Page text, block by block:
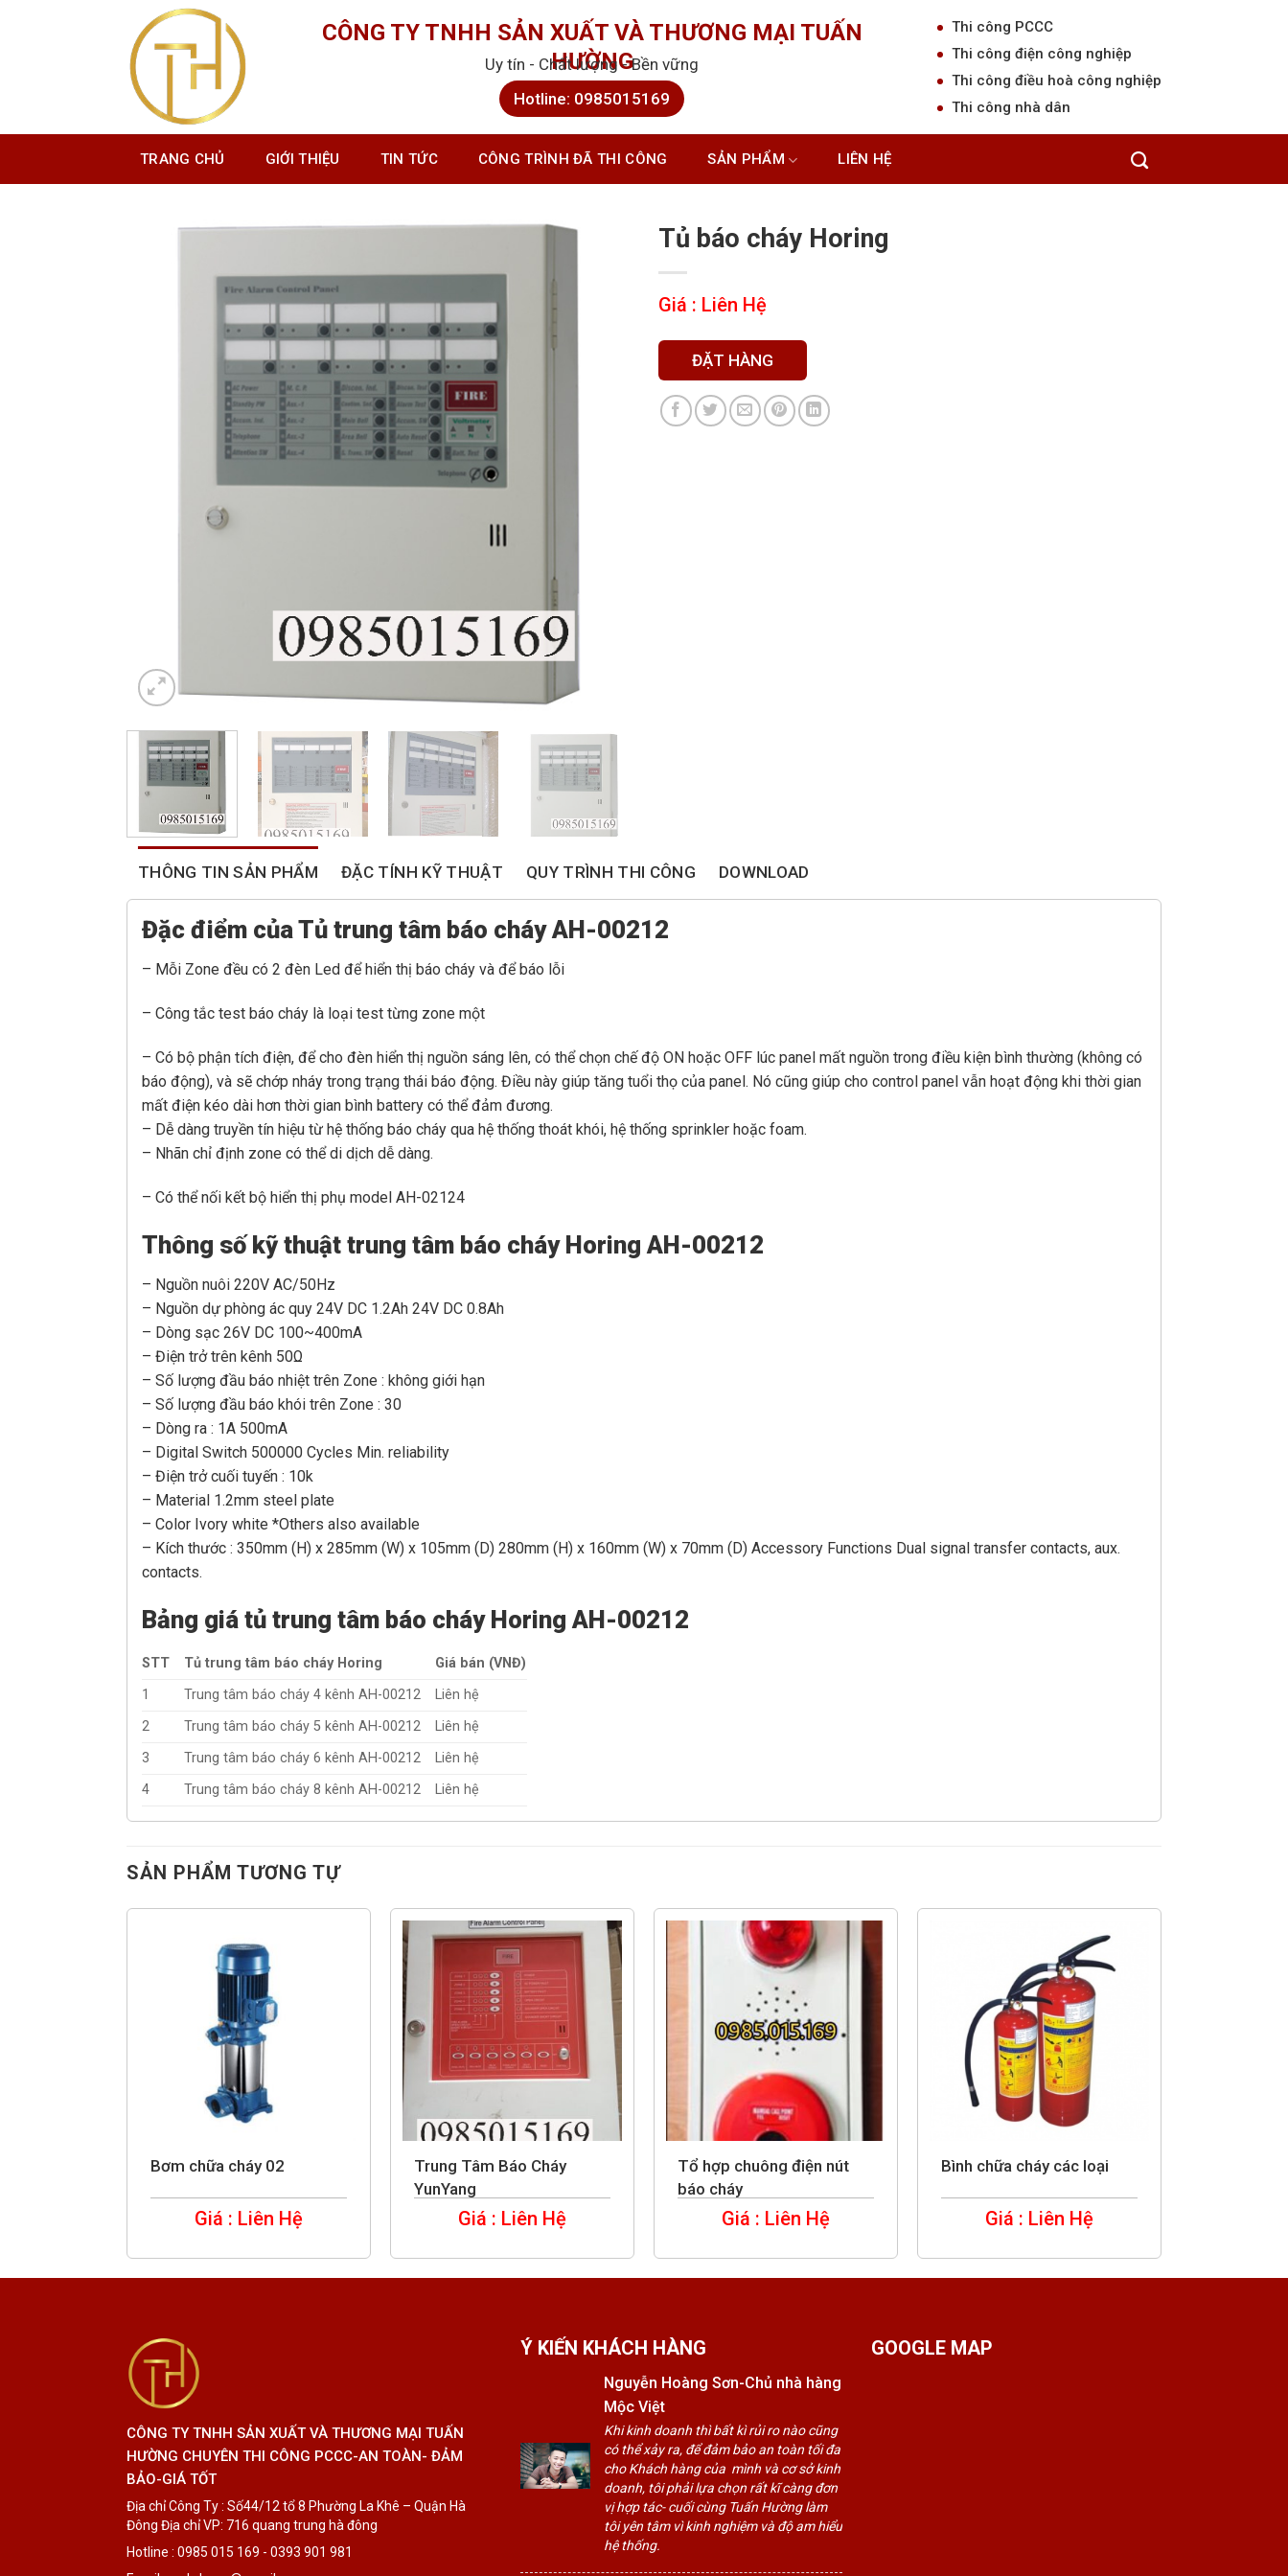
CÔNG TY TNHH SẢN XUẤT VÀ THƯƠNG MẠI TUẤN
HƯỜNG
Uy tín - Chất lượng - Bền vững
Hotline: 0985015169
Thi công PCCC
Thi công điện công nghiệp
Thi công điều hoà công nghiệp
Thi công nhà dân
TRANG CHỦ GIỚI THIỆU TIN TỨC CÔNG TRÌNH ĐÃ THI CÔNG SẢN PHẨM LIÊN HỆ
Tủ báo cháy Horing
Giá : Liên Hệ
ĐẶT HÀNG
THÔNG TIN SẢN PHẨM ĐẶC TÍNH KỸ THUẬT QUY TRÌNH THI CÔNG DOWNLOAD
Đặc điểm của Tủ trung tâm báo cháy AH-00212
– Mỗi Zone đều có 2 đèn Led để hiển thị báo cháy và để báo lỗi
– Công tắc test báo cháy là loại test từng zone một
– Có bộ phận tích điện, để cho đèn hiển thị nguồn sáng lên, có thể chọn chế độ ON hoặc OFF lúc panel mất nguồn trong điều kiện bình thường (không có
báo động), và sẽ chớp nháy trong trạng thái báo động. Điều này giúp tăng tuổi thọ của panel. Nó cũng giúp cho control panel vẫn hoạt động khi thời gian
mất điện kéo dài hơn thời gian bình battery có thể đảm đương.
– Dễ dàng truyền tín hiệu từ hệ thống báo cháy qua hệ thống thoát khói, hệ thống sprinkler hoặc foam.
– Nhãn chỉ định zone có thể di dịch dễ dàng.
– Có thể nối kết bộ hiển thị phụ model AH-02124
Thông số kỹ thuật trung tâm báo cháy Horing AH-00212
– Nguồn nuôi 220V AC/50Hz
– Nguồn dự phòng ác quy 24V DC 1.2Ah 24V DC 0.8Ah
– Dòng sạc 26V DC 100~400mA
– Điện trở trên kênh 50Ω
– Số lượng đầu báo nhiệt trên Zone : không giới hạn
– Số lượng đầu báo khói trên Zone : 30
– Dòng ra : 1A 500mA
– Digital Switch 500000 Cycles Min. reliability
– Điện trở cuối tuyến : 10k
– Material 1.2mm steel plate
– Color Ivory white *Others also available
– Kích thước : 350mm (H) x 285mm (W) x 105mm (D) 280mm (H) x 160mm (W) x 70mm (D) Accessory Functions Dual signal transfer contacts, aux.
contacts.
Bảng giá tủ trung tâm báo cháy Horing AH-00212
STT Tủ trung tâm báo cháy Horing
Giá bán (VNĐ)
1
Trung tâm báo cháy 4 kênh AH-00212
Liên hệ
2
Trung tâm báo cháy 5 kênh AH-00212
Liên hệ
3
Trung tâm báo cháy 6 kênh AH-00212
Liên hệ
4
Trung tâm báo cháy 8 kênh AH-00212 Liên hệ
SẢN PHẨM TƯƠNG TỰ
Bơm chữa cháy 02
Giá : Liên Hệ
Trung Tâm Báo Cháy
YunYang
Giá : Liên Hệ
Tổ hợp chuông điện nút
báo cháy
Giá : Liên Hệ
Bình chữa cháy các loại
Giá : Liên Hệ
CÔNG TY TNHH SẢN XUẤT VÀ THƯƠNG MẠI TUẤN
HƯỜNG CHUYÊN THI CÔNG PCCC-AN TOÀN- ĐẢM
BẢO-GIÁ TỐT
Địa chỉ Công Ty : Số44/12 tổ 8 Phường La Khê – Quận Hà
Đông Địa chỉ VP: 716 quang trung hà đông
Hotline : 0985 015 169 - 0393 901 981
Ý KIẾN KHÁCH HÀNG
Nguyễn Hoàng Sơn-Chủ nhà hàng
Mộc Việt
Khi kinh doanh thì bất kì rủi ro nào cũng
có thể xảy ra, để đảm bảo an toàn tối đa
cho Khách hàng của mình và cơ sở kinh
doanh, tôi phải lựa chọn rất kĩ càng đơn
vị hợp tác- cuối cùng Tuấn Hường làm
tôi yên tâm vì kinh nghiệm và độ am hiểu
hệ thống.
GOOGLE MAP